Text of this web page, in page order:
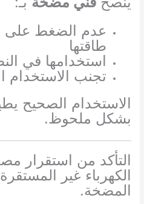
عدم الضغط على
طاقتها
استخدامها في
تجنب الاستخدام
الاستخدام الصحيح
بشكل ملحوظ.
التأكد من استقرار
الكهرباء غير
المضخة.